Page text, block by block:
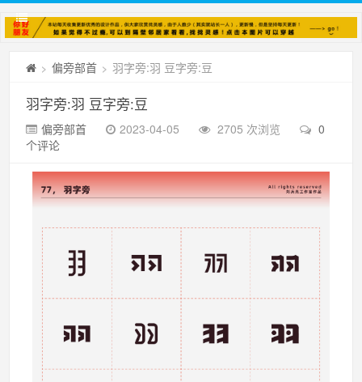
> 偏旁部首 > 羽字旁:羽 豆字旁:豆
羽字旁:羽 豆字旁:豆
偏旁部首 2023-04-05 2705 次浏览
0
个评论